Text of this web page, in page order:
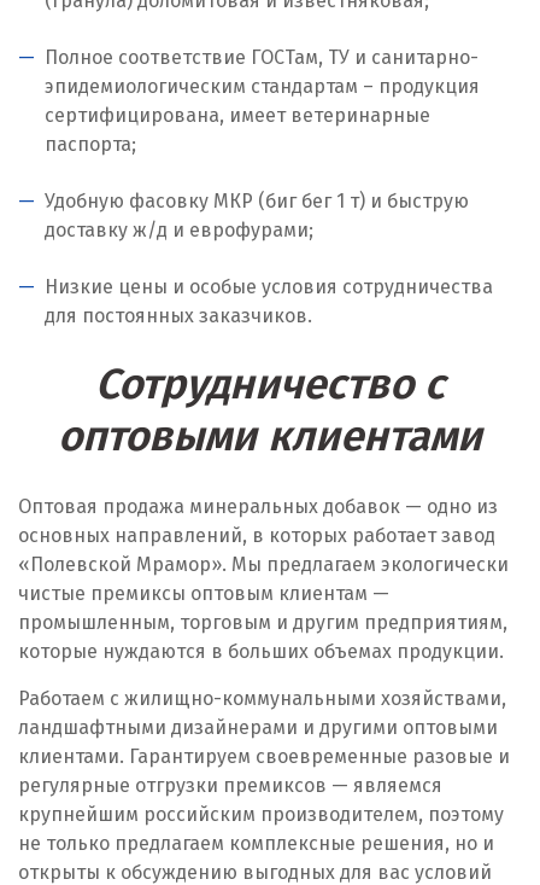
Ноябрьск
Нягань
О
Омск
Оренбург
Орехово-Зуево
П
Пенза
Первоуральск
Пермь
Подольск
Походилова
Псков
Пушкино
Полное соответствие ГОСТам, ТУ и санитарно-
эпидемиологическим стандартам – продукция
сертифицирована, имеет ветеринарные
паспорта;
Удобную фасовку МКР (биг бег 1 т) и быструю
доставку ж/д и еврофурами;
Низкие цены и особые условия сотрудничества
для постоянных заказчиков.
Сотрудничество с
оптовыми клиентами
Оптовая продажа минеральных добавок — одно из
основных направлений, в которых работает завод
«Полевской Мрамор». Мы предлагаем экологически
чистые премиксы оптовым клиентам —
промышленным, торговым и другим предприятиям,
которые нуждаются в больших объемах продукции.
Работаем с жилищно-коммунальными хозяйствами,
ландшафтными дизайнерами и другими оптовыми
клиентами. Гарантируем своевременные разовые и
регулярные отгрузки премиксов — являемся
крупнейшим российским производителем, поэтому
не только предлагаем комплексные решения, но и
открыты к обсуждению выгодных для вас условий